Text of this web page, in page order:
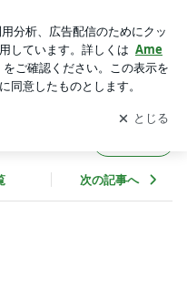
新通知
を受け取りまし
開く
次の記事へ